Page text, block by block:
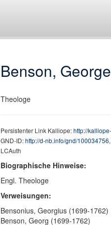
Benson,
Theologe
Persistenter Link Kalliope:http://
GND-ID:http://d-nb.info/gnd/100034756
LCAuth
Biographische Hinweise:
Engl. Theologe
Verweisungen:
Bensonius, Georgius (1699-1762)
Benson, Georg (1699-1762)